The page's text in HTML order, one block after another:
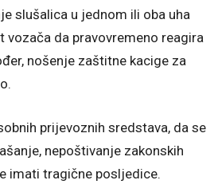
slušalica u jednom ili oba uha
da pravovremeno reagira
nošenje zaštitne kacige za
prijevoznih sredstava, da se
nepoštivanje zakonskih
imati tragične posljedice.